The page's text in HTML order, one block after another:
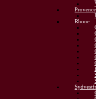
Provence
Rhone